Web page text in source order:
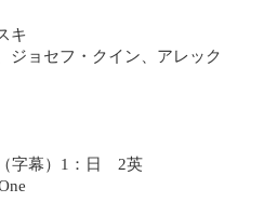
キ
ジョセフ・クイン、アレック
字幕）1：日 2英